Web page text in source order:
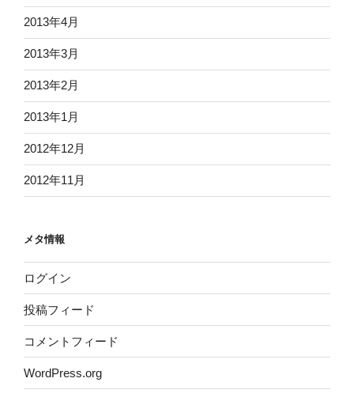
2013年4月
2013年3月
2013年2月
2013年1月
2012年12月
2012年11月
メタ情報
ログイン
投稿フィード
コメントフィード
WordPress.org